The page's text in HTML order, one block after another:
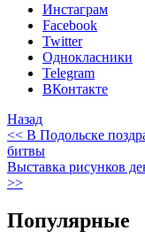
Инстаграм
Facebook
Twitter
Однокласники
Telegram
ВКонтакте
Назад
<< В Подольске
битвы
Выставка рисунков
>>
Популярные